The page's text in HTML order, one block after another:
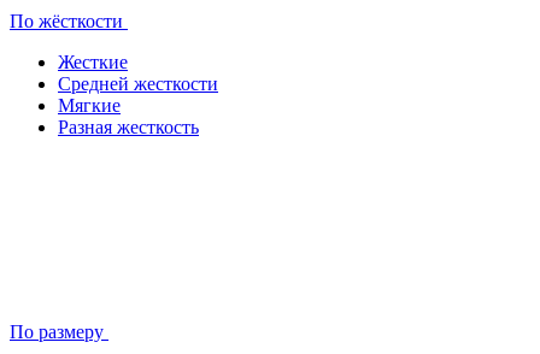
По жёсткости
Жесткие
Средней жесткости
Мягкие
Разная жесткость
По размеру